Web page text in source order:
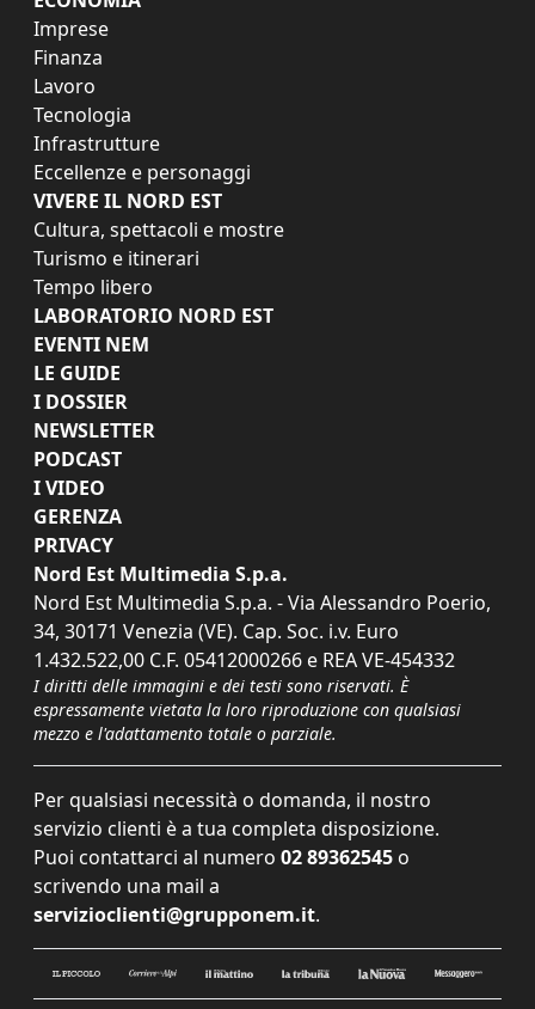
Imprese
Finanza
Lavoro
Tecnologia
Infrastrutture
Eccellenze e personaggi
VIVERE IL NORD EST
Cultura, spettacoli e mostre
Turismo e itinerari
Tempo libero
LABORATORIO NORD EST
EVENTI NEM
LE GUIDE
I DOSSIER
NEWSLETTER
PODCAST
I VIDEO
GERENZA
PRIVACY
Nord Est Multimedia S.p.a.
Nord Est Multimedia S.p.a. - Via Alessandro Poerio,
34, 30171 Venezia (VE). Cap. Soc. i.v. Euro
1.432.522,00 C.F. 05412000266 e REA VE-454332
I diritti delle immagini e dei testi sono riservati. È
espressamente vietata la loro riproduzione con qualsiasi
mezzo e l'adattamento totale o parziale.
Per qualsiasi necessità o domanda, il nostro
servizio clienti è a tua completa disposizione.
Puoi contattarci al numero 02 89362545 o
scrivendo una mail a
servizioclienti@grupponem.it.